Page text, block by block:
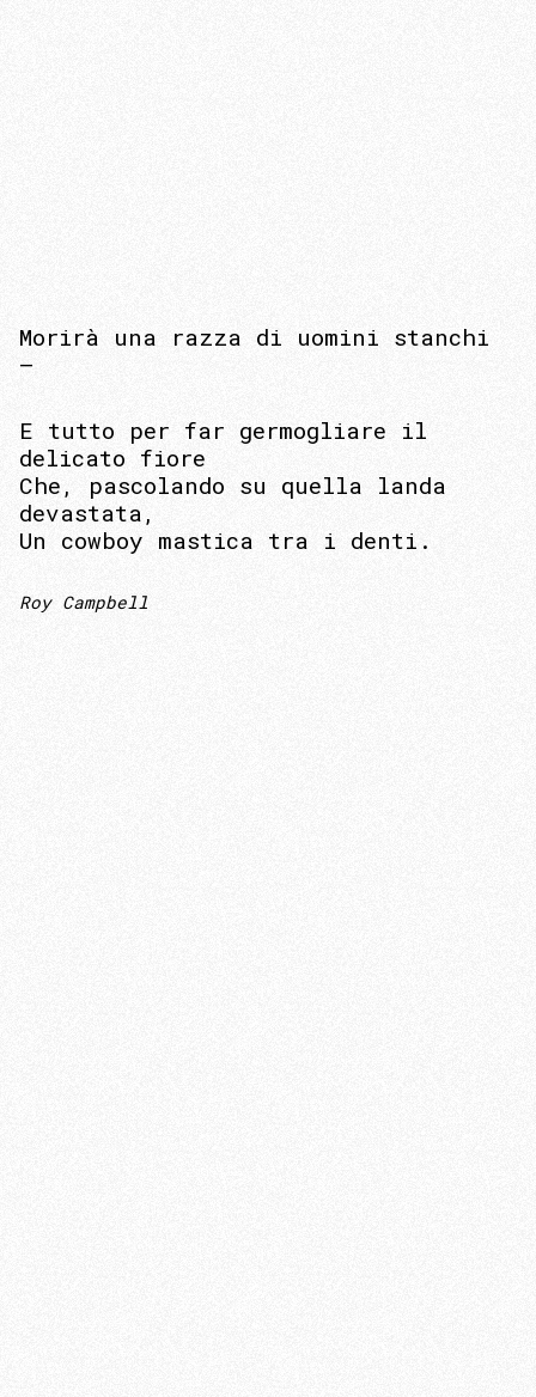
Morirà una razza di uomini stanchi
–
E tutto per far germogliare il
delicato fiore
Che, pascolando su quella landa
devastata,
Un cowboy mastica tra i denti.
Roy Campbell